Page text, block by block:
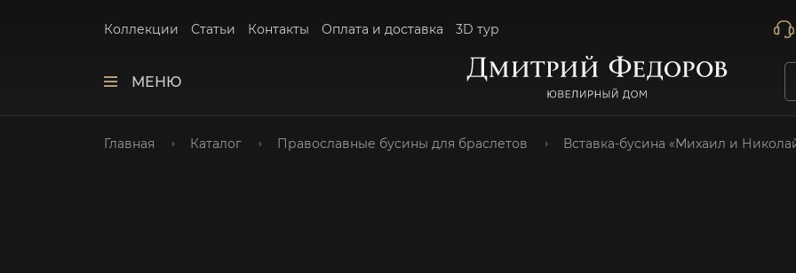
Коллекции Статьи Контакты Оплата и доставка 3D тур
МЕНЮ
Главная Каталог Православные бусины для браслетов Вставка-бусина «Михаил и